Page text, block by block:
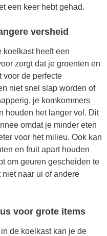
een keer hebt gehad.
versheid
koelkast heeft een
zorgt dat je groenten en
voor de perfecte
niet snel slap worden of
je komkommers
houden het langer vol. Dit
omdat je minder eten
voor het milieu. Ook kan
en fruit apart houden
om geuren gescheiden te
naar ui of andere
voor grote items
de koelkast kan je de